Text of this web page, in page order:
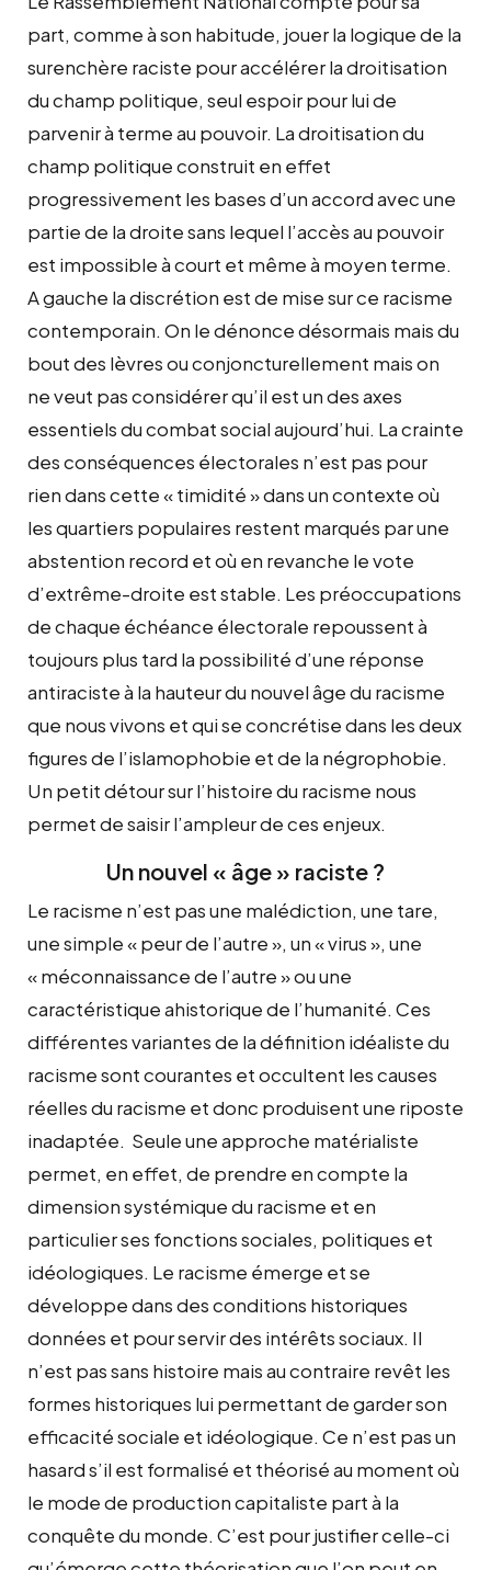
part, comme à son habitude, jouer la logique de la
surenchère raciste pour accélérer la droitisation
du champ politique, seul espoir pour lui de
parvenir à terme au pouvoir. La droitisation du
champ politique construit en effet
progressivement les bases d’un accord avec une
partie de la droite sans lequel l’accès au pouvoir
est impossible à court et même à moyen terme.
A gauche la discrétion est de mise sur ce racisme
contemporain. On le dénonce désormais mais du
bout des lèvres ou conjoncturellement mais on
ne veut pas considérer qu’il est un des axes
essentiels du combat social aujourd’hui. La crainte
des conséquences électorales n’est pas pour
rien dans cette « timidité » dans un contexte où
les quartiers populaires restent marqués par une
abstention record et où en revanche le vote
d’extrême-droite est stable. Les préoccupations
de chaque échéance électorale repoussent à
toujours plus tard la possibilité d’une réponse
antiraciste à la hauteur du nouvel âge du racisme
que nous vivons et qui se concrétise dans les deux
figures de l’islamophobie et de la négrophobie.
Un petit détour sur l’histoire du racisme nous
permet de saisir l’ampleur de ces enjeux.
Un nouvel « âge » raciste ?
Le racisme n’est pas une malédiction, une tare,
une simple « peur de l’autre », un « virus », une
« méconnaissance de l’autre » ou une
caractéristique ahistorique de l’humanité. Ces
différentes variantes de la définition idéaliste du
racisme sont courantes et occultent les causes
réelles du racisme et donc produisent une riposte
inadaptée. Seule une approche matérialiste
permet, en effet, de prendre en compte la
dimension systémique du racisme et en
particulier ses fonctions sociales, politiques et
idéologiques. Le racisme émerge et se
développe dans des conditions historiques
données et pour servir des intérêts sociaux. Il
n’est pas sans histoire mais au contraire revêt les
formes historiques lui permettant de garder son
efficacité sociale et idéologique. Ce n’est pas un
hasard s’il est formalisé et théorisé au moment où
le mode de production capitaliste part à la
conquête du monde. C’est pour justifier celle-ci